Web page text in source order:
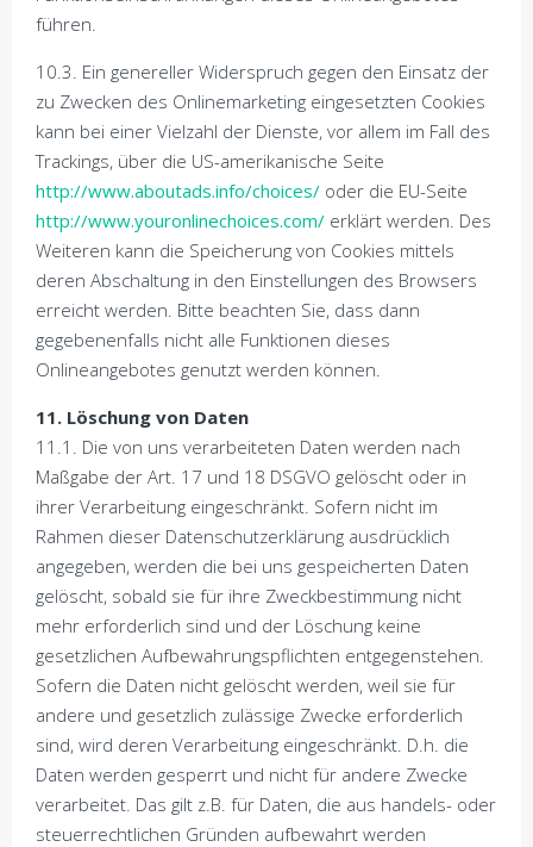
führen.
10.3. Ein genereller Widerspruch gegen den Einsatz der
zu Zwecken des Onlinemarketing eingesetzten Cookies
kann bei einer Vielzahl der Dienste, vor allem im Fall des
Trackings, über die US-amerikanische Seite
http://www.aboutads.info/choices/ oder die EU-Seite
http://www.youronlinechoices.com/ erklärt werden. Des
Weiteren kann die Speicherung von Cookies mittels
deren Abschaltung in den Einstellungen des Browsers
erreicht werden. Bitte beachten Sie, dass dann
gegebenenfalls nicht alle Funktionen dieses
Onlineangebotes genutzt werden können.
11. Löschung von Daten
11.1. Die von uns verarbeiteten Daten werden nach
Maßgabe der Art. 17 und 18 DSGVO gelöscht oder in
ihrer Verarbeitung eingeschränkt. Sofern nicht im
Rahmen dieser Datenschutzerklärung ausdrücklich
angegeben, werden die bei uns gespeicherten Daten
gelöscht, sobald sie für ihre Zweckbestimmung nicht
mehr erforderlich sind und der Löschung keine
gesetzlichen Aufbewahrungspflichten entgegenstehen.
Sofern die Daten nicht gelöscht werden, weil sie für
andere und gesetzlich zulässige Zwecke erforderlich
sind, wird deren Verarbeitung eingeschränkt. D.h. die
Daten werden gesperrt und nicht für andere Zwecke
verarbeitet. Das gilt z.B. für Daten, die aus handels- oder
steuerrechtlichen Gründen aufbewahrt werden